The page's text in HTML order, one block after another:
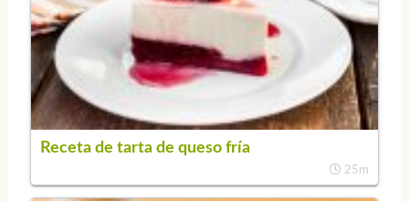
Receta de tarta de queso fría
25m